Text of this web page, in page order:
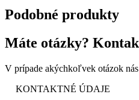
Podobné produkty
Máte otázky?
V prípade akýchkoľvek otázok
KONTAKTNÉ ÚDAJE